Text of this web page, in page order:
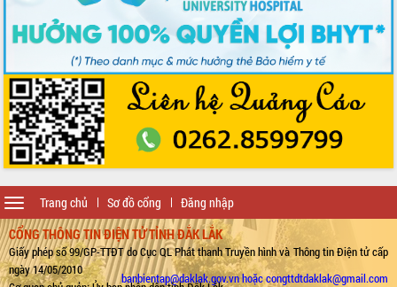
Trang chủ Sơ đồ cổng Đăng nhập
Toggle
navigation
CỔNG THÔNG TIN ĐIỆN TỬ TỈNH ĐẮK LẮK
Giấy phép số 99/GP-TTĐT do Cục QL Phát thanh Truyền hình và Thông tin Điện tử cấp
ngày 14/05/2010
banbientap@daklak.gov.vn hoặc congttdtdaklak@gmail.com